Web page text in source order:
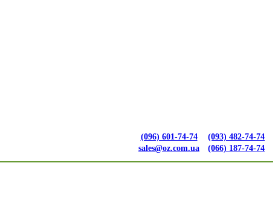
(096) 601-74-74
sales@oz.com.ua
(093) 482-74-74
(066) 187-74-74